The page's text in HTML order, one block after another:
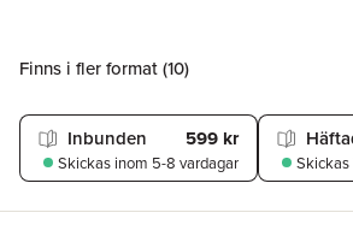
Finns i fler format (10)
Inbunden 599 kr
Skickas inom 5-8 vardagar Skickas